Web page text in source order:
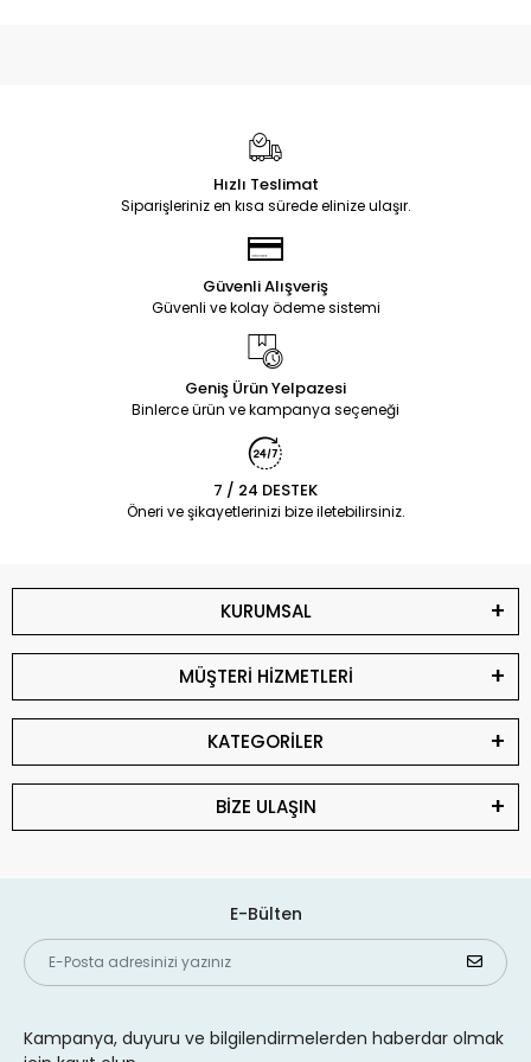
Hızlı Teslimat
Siparişleriniz en kısa sürede elinize ulaşır.
Güvenli Alışveriş
Güvenli ve kolay ödeme sistemi
Geniş Ürün Yelpazesi
Binlerce ürün ve kampanya seçeneği
7 / 24 DESTEK
Öneri ve şikayetlerinizi bize iletebilirsiniz.
KURUMSAL
MÜŞTERİ HİZMETLERİ
KATEGORİLER
BİZE ULAŞIN
E-Bülten
Kampanya, duyuru ve bilgilendirmelerden haberdar olmak